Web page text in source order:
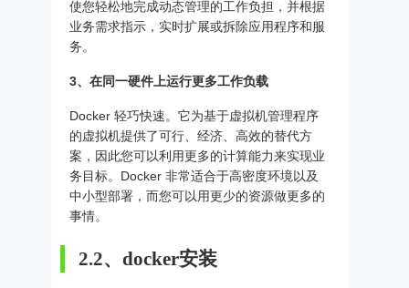
使您轻松地完成动态管理的工作负担，并根据
业务需求指示，实时扩展或拆除应用程序和服
务。
3、在同一硬件上运行更多工作负载
Docker 轻巧快速。它为基于虚拟机管理程序
的虚拟机提供了可行、经济、高效的替代方
案，因此您可以利用更多的计算能力来实现业
务目标。Docker 非常适合于高密度环境以及
中小型部署，而您可以用更少的资源做更多的
事情。
2.2、docker安装